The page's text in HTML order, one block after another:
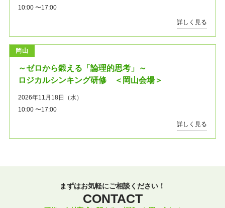
10:00 〜17:00
詳しく見る
岡山
～ゼロから鍛える「論理的思考」～
ロジカルシンキング研修 ＜岡山会場＞
2026年11月18日（水）
10:00 〜17:00
詳しく見る
まずはお気軽にご相談ください！
CONTACT